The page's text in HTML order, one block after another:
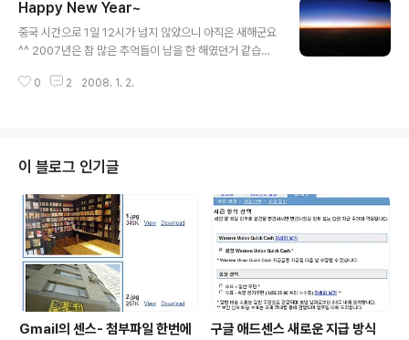
부터 만난다는게..일이 바쁘다 보니.. 블로거 모임이라면 많
은 사람들이 모이는데..저희는 단둘이랍니다..ㅎㅎ그것도
처음 만났던 곳에서..음식은 역시 한식이구요....갈비에,보
사진기를 들고 다니다가 어제는 늦에서 집에는 안 가고 사
Happy New Year~
중국 시간으로 1일 12시가 넘지 않았으니 아직은 새해군요
^^ 2007년은 참 많은 추억들이 남을 한 해였던거 같습니
자다가 일어나서 현재는 멍~한 상태인지라.... 내일부터 출
각해봅니다.. 보잘것 없는 저의 블로그에 방문하시는 모든
분들 새로운 한해에는 무엇보다도 더욱 건강하시고 하시는
일이 잘 되길 기원할게요.... 항상 즐거움이 최고라는걸 아
시죠? 새해에 복 많이 받으세요.. 사진은 2007년 마지막
날 북경으로 가는 뱅기안에서..찍은 것
0 2 2008. 1. 2.
이 블로그 인기글
Gmail의 센스- 첨부파일 한번에
구글 애드센스 새로운 지급 방식